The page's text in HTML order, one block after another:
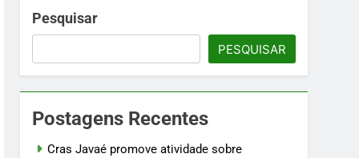
em 2027
manutenção do arcabouço fiscal
8
Irajá
Pesquisar
PESQUISAR
Postagens Recentes
Cras Javaé promove atividade sobre